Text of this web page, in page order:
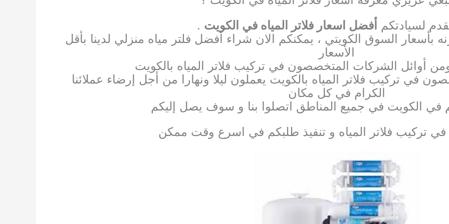
لسيادتكم أفضل اسعار فلاتر المياه في الكويت .
بأسعار السوق الكويتي ، يمكنكم الان شراء أفضل فلتر مياه منزلي لدينا بأقل
الأسعار
أوائل الشركات المتخصصون في تركيب فلاتر المياه بالكويت
في تركيب فلاتر المياه بالكويت يعملون ليلا ونهارا من أجل إرضاء عملائنا
الكرام في كل مكان
في الكويت في جميع المناطق اتصلوا بنا و سوف يصل إليكم
تركيب فلاتر المياه و تنفيذ طلبكم في اسرع وقت ممكن